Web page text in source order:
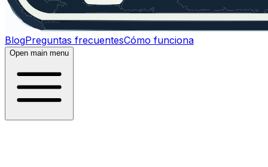
BlogPreguntas frecuentesCómo funciona
Open main menu